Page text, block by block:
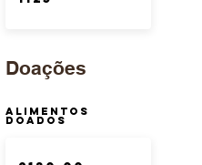
Doações
Alimentos
Doados